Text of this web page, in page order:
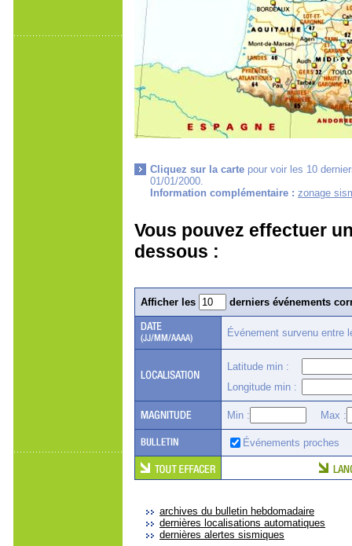
Cliquez sur la carte pour voir les 10
01/01/2000.
Information complémentaire : zonage
Vous pouvez effectuer
dessous :
Afficher les derniers événements
Événement survenu entre
Latitude min :
Longitude min :
Min : Max :
Événements proches
archives du bulletin hebdomadaire
dernières localisations automatiques
dernières alertes sismiques